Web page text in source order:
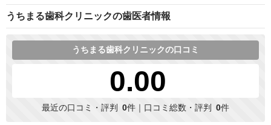
うちまる歯科クリニックの歯医者情報
うちまる歯科クリニックの口コミ
0.00
最近の口コミ・評判 0件｜口コミ総数・評判 0件